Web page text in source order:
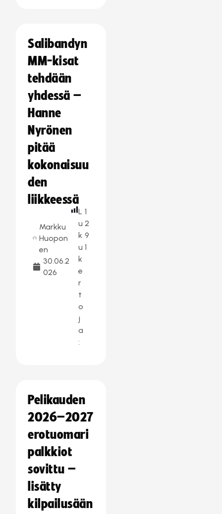
Salibandyn
MM-kisat
tehdään
yhdessä –
Hanne
Nyrönen
pitää
kokonaisuu
den
liikkeessä
Markku
Huopon
en
30.06.2
026
L
u
k
u
k
e
r
t
o
j
a
:
1
2
9
1
Pelikauden
2026–2027
erotuomari
palkkiot
sovittu –
lisätty
kilpailusään